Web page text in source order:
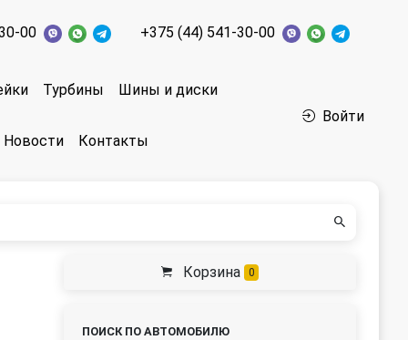
00 +375 (44) 541-30-00
Турбины Шины и диски
Новости Контакты
Войти
Корзина 0
ПОИСК ПО АВТОМОБИЛЮ